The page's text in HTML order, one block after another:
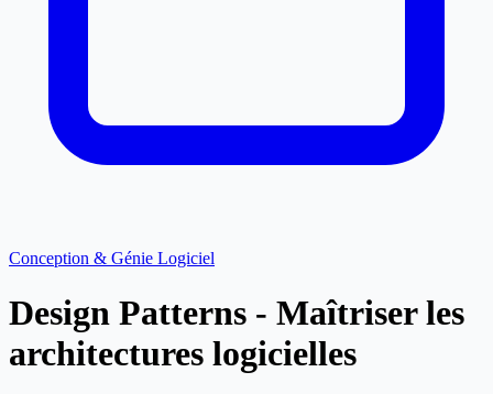
Conception & Génie Logiciel
Design Patterns - Maîtriser les
architectures logicielles